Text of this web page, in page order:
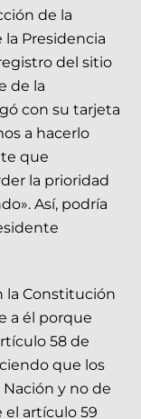
de la
Presidencia
del sitio
de la
con su tarjeta
a hacerlo
que
la prioridad
Así, podría
la Constitución
a él porque
58 de
que los
y no de
el artículo 59